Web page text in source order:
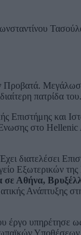
Προβατά.
πατρίδα του.
Επιστήμης και
στο
διατελέσει
Εξωτερικών
σε Αθήνα,
Ανάπτυξης
έργο υπηρέτησε